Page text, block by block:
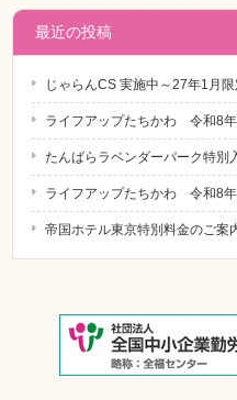
最近の投稿
じゃらんCS 実施中～27年1月
ライフアップたちかわ 令和8
たんばらラベンダーパーク特別
ライフアップたちかわ 令和8
帝国ホテル東京特別料金のご案